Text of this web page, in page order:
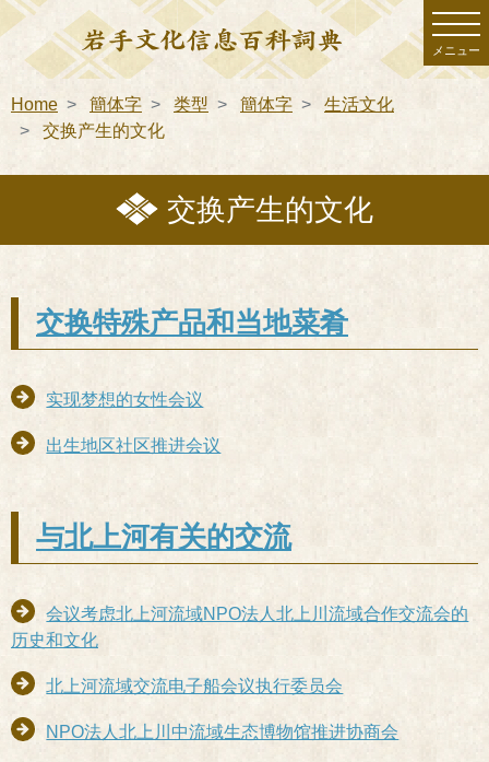
メニュー
Home 簡体字 类型 簡体字
生活文化
交换产生的文化
交换产生的文化
交换特殊产品和当地菜肴
实现梦想的女性会议
出生地区社区推进会议
与北上河有关的交流
会议考虑北上河流域NPO法人北上川流域合作交流会的
历史和文化
北上河流域交流电子船会议执行委员会
NPO法人北上川中流域生态博物馆推进协商会